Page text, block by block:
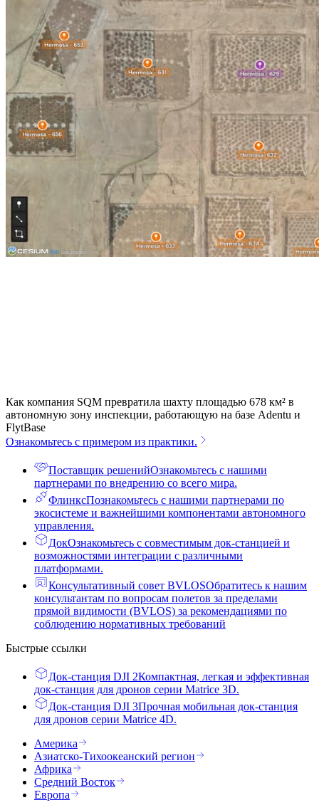
Как компания SQM превратила шахту площадью 678 км² в
автономную зону инспекции, работающую на базе Adentu и
FlytBase
Ознакомьтесь с примером из практики.
Поставщик решенийОзнакомьтесь с нашими
партнерами по внедрению со всего мира.
ФлинксПознакомьтесь с нашими партнерами по
экосистеме и важнейшими компонентами автономного
управления.
ДокОзнакомьтесь с совместимым док-станцией и
возможностями интеграции с различными
платформами.
Консультативный совет BVLOSОбратитесь к нашим
консультантам по вопросам полетов за пределами
прямой видимости (BVLOS) за рекомендациями по
соблюдению нормативных требований
Быстрые ссылки
Док-станция DJI 2Компактная, легкая и эффективная
док-станция для дронов серии Matrice 3D.
Док-станция DJI 3Прочная мобильная док-станция
для дронов серии Matrice 4D.
Америка
Азиатско-Тихоокеанский регион
Африка
Средний Восток
Европа